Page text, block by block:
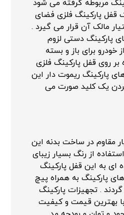
مربوطه گرفته می شود
قفل پارکینگ فلزی فضای
مالک آن قرار می گیرد .
پارکینگ دستی لزوم
خودرو برای باز و بسته
روی قفل پارکینگ فلزی
پارکینگ ریموت دار این
یک کلید صورت می
مقاوم در ساخت بدنه این
از رنگ بسیار زیبای
ای به این قفل پارکینگ
پارکینگ به همراه پیچ
. تجهیزات پارکینگ
بهترین قیمت و کیفیت